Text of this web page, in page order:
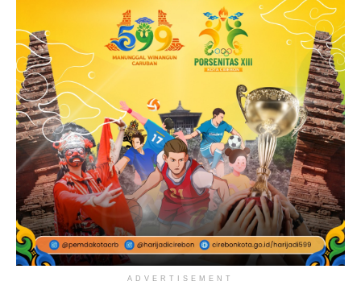
ADVERTISEMENT